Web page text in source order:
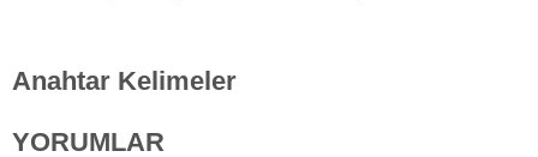
Anahtar Kelimeler
YORUMLAR